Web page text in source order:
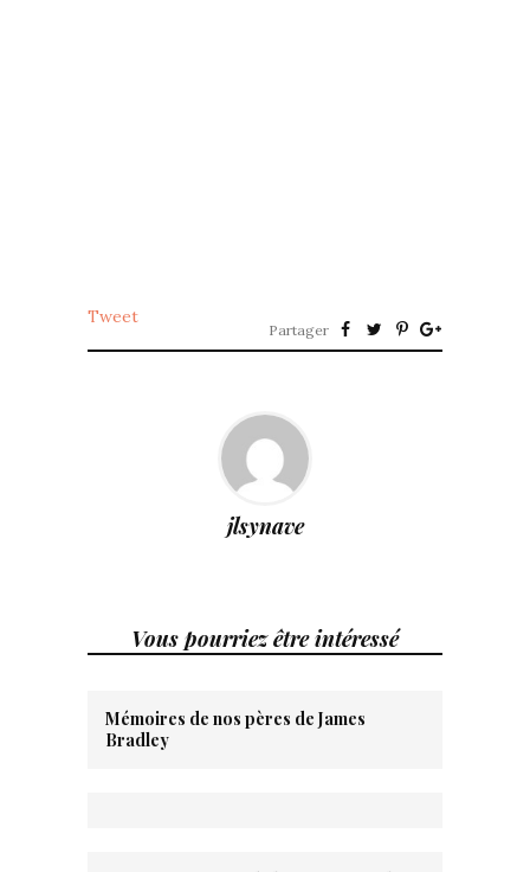
Tweet
Partager
jlsynave
Vous pourriez être intéressé
Mémoires de nos pères de James
Bradley